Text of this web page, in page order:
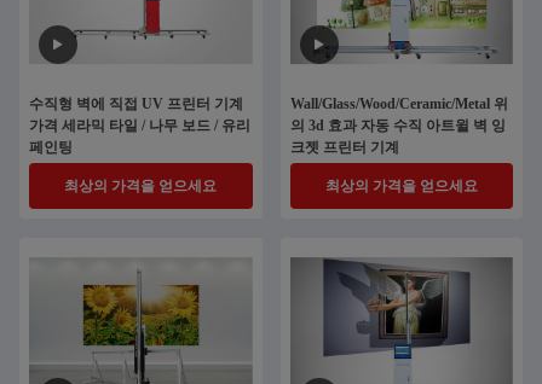
수직형 벽에 직접 UV 프린터 기계
가격 세라믹 타일 / 나무 보드 / 유리
페인팅
최상의 가격을 얻으세요
Wall/Glass/Wood/Ceramic/Metal 위
의 3d 효과 자동 수직 아트윌 벽 잉
크젯 프린터 기계
최상의 가격을 얻으세요